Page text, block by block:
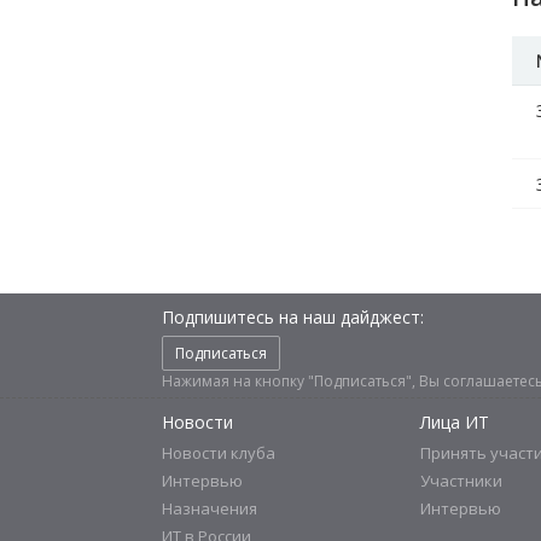
Подпишитесь на наш дайджест:
Подписаться
Нажимая на кнопку "Подписаться", Вы
Новости
Новости клуба
Интервью
Назначения
ИТ в России
Лица ИТ
Принять
Участники
Интервью